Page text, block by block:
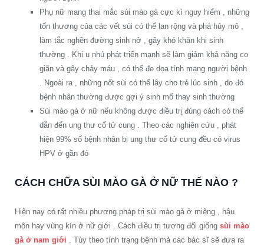
Phụ nữ mang thai mắc sùi mào gà cực kì nguy hiểm , những
tổn thương của các vết sùi có thể lan rộng và phá hủy mô ,
làm tắc nghẽn đường sinh nở , gây khó khăn khi sinh
thường . Khi u nhú phát triển mạnh sẽ làm giảm khả năng co
giãn và gây chảy máu , có thể đe dọa tính mạng người bệnh
. Ngoài ra , những nốt sùi có thể lây cho trẻ lúc sinh , do đó
bệnh nhân thường được gợi ý sinh mổ thay sinh thường
Sùi mào gà ở nữ nếu không được điều trị đúng cách có thể
dẫn đến ung thư cổ tử cung . Theo các nghiên cứu , phát
hiện 99% số bệnh nhân bị ung thư cổ tử cung đều có virus
HPV ở gần đó
CÁCH CHỮA SÙI MÀO GÀ Ở NỮ THẾ NÀO ?
Hiện nay có rất nhiều phương pháp trị sùi mào gà ở miệng , hậu
môn hay vùng kín ở nữ giới . Cách điều trị tương đối giống sùi mào
gà ở nam giới . Tùy theo tình trạng bệnh mà các bác sĩ sẽ đưa ra